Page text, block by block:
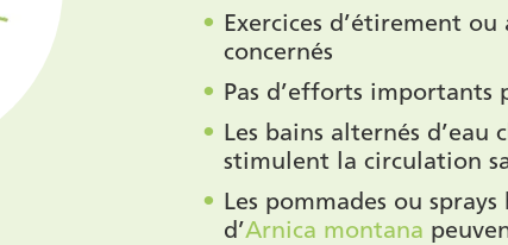
Exercices d’étirement ou
concernés
Pas d’efforts
Les bains alternés d’eau
stimulent la circulation
Les pommades ou
d’Arnica montana